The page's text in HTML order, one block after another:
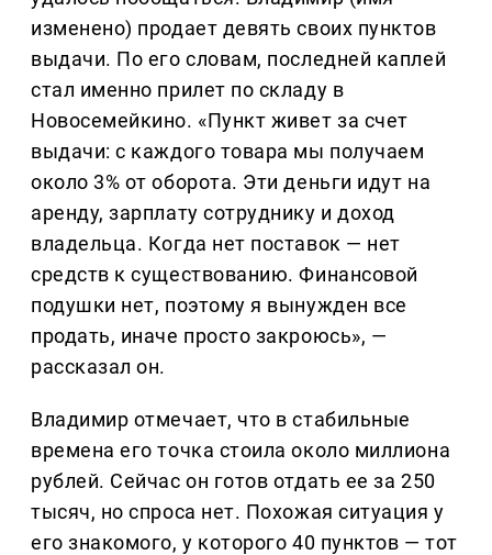
изменено) продает девять своих пунктов
выдачи. По его словам, последней каплей
стал именно прилет по складу в
Новосемейкино. «Пункт живет за счет
выдачи: с каждого товара мы получаем
около 3% от оборота. Эти деньги идут на
аренду, зарплату сотруднику и доход
владельца. Когда нет поставок — нет
средств к существованию. Финансовой
подушки нет, поэтому я вынужден все
продать, иначе просто закроюсь», —
рассказал он.
Владимир отмечает, что в стабильные
времена его точка стоила около миллиона
рублей. Сейчас он готов отдать ее за 250
тысяч, но спроса нет. Похожая ситуация у
его знакомого, у которого 40 пунктов — тот